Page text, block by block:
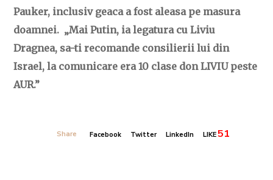
Pauker, inclusiv geaca a fost aleasa pe masura
doamnei. „Mai Putin, ia legatura cu Liviu
Dragnea, sa-ti recomande consilierii lui din
Israel, la comunicare era 10 clase don LIVIU peste
AUR.”
Share Facebook Twitter LinkedIn LIKE51